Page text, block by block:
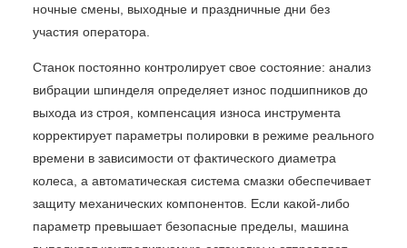
ночные смены, выходные и праздничные дни без
участия оператора.
Станок постоянно контролирует свое состояние: анализ
вибрации шпинделя определяет износ подшипников до
выхода из строя, компенсация износа инструмента
корректирует параметры полировки в режиме реального
времени в зависимости от фактического диаметра
колеса, а автоматическая система смазки обеспечивает
защиту механических компонентов. Если какой-либо
параметр превышает безопасные пределы, машина